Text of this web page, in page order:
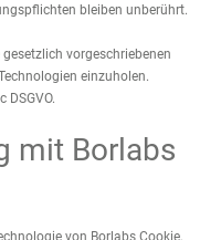
bleiben unberührt.
vorgeschriebenen
einzuholen.
DSGVO.
mit Borlabs
von Borlabs Cookie,